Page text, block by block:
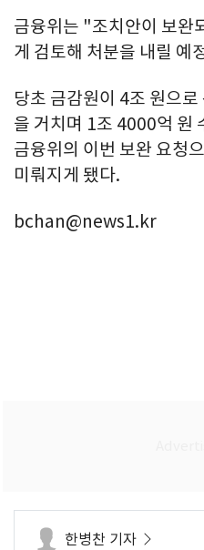
금융위는 "조치안이 보완
게 검토해 처분을 내릴 예
당초 금감원이 4조 원으
을 거치며 1조 4000억 원
금융위의 이번 보완 요청
미뤄지게 됐다.
bchan@news1.kr
한병찬 기자